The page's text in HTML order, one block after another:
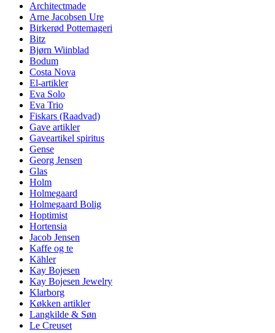
Architectmade
Arne Jacobsen Ure
Birkerød Pottemageri
Bitz
Bjørn Wiinblad
Bodum
Costa Nova
El-artikler
Eva Solo
Eva Trio
Fiskars (Raadvad)
Gave artikler
Gaveartikel spiritus
Gense
Georg Jensen
Glas
Holm
Holmegaard
Holmegaard Bolig
Hoptimist
Hortensia
Jacob Jensen
Kaffe og te
Kähler
Kay Bojesen
Kay Bojesen Jewelry
Klarborg
Køkken artikler
Langkilde & Søn
Le Creuset